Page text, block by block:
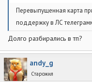
Перевыпущенная карта
поддержку в ЛС
Долго разбирались в тп?
andy_g
Старожил